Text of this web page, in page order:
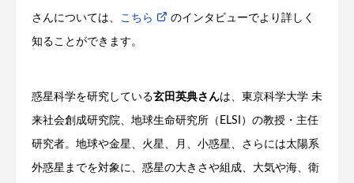
さんについては、 こちら のインタビューでより詳しく
知ることができます。
惑星科学を研究している玄田英典さんは、東京科学大学 未
来社会創成研究院、地球生命研究所（ELSI）の教授・主任
研究者。地球や金星、火星、月、小惑星、さらには太陽系
外惑星までを対象に、惑星の大きさや組成、大気や海、衛